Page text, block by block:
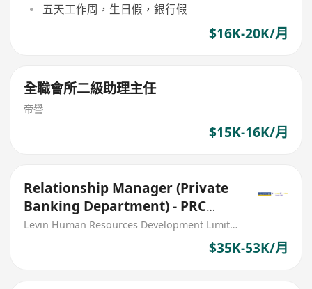
五天工作周，生日假，銀行假
$16K-20K/月
全職會所二級助理主任
帝譽
$15K-16K/月
Relationship Manager (Private
Banking Department) - PRC
Bank
Levin Human Resources Development Limited
$35K-53K/月